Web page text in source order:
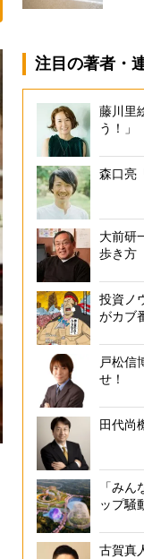
労働者の“代表”であ
「年収の壁は
注目の著者・
藤川里
う！」
森口亮
大前研
歩き方
投資ノ
がカブ
戸松信
せ！
田代尚
「み
ップ騒
古賀真